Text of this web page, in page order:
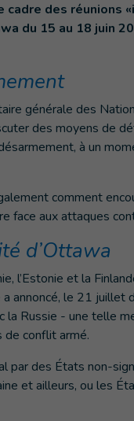
cadre des
du 15 au 18 juin
générale des
des moyens de
à un
comment
face aux attaques
d’Ottawa
l’Estonie et la
annoncé, le 21
la Russie - une telle
de conflit armé.
par des États non-
et ailleurs, ou les